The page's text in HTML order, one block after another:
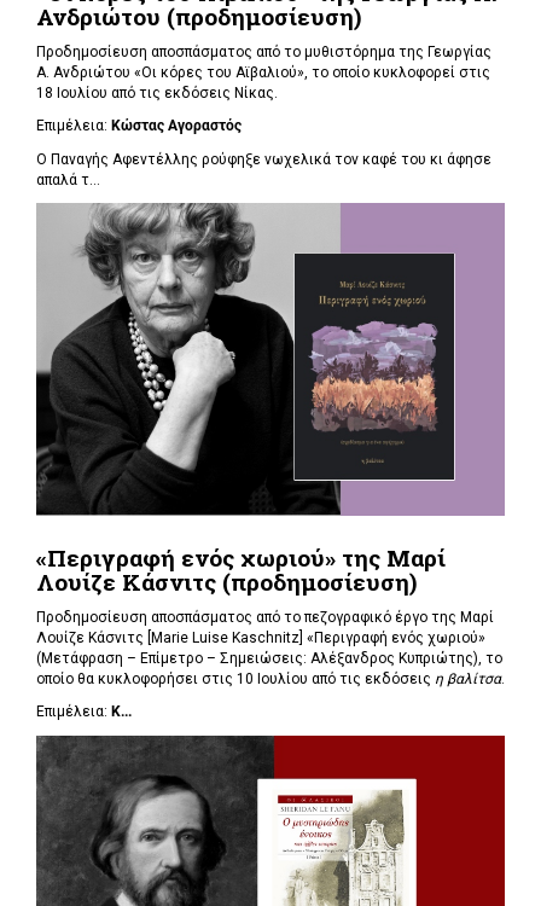
Ανδριώτου (προδημοσίευση)
Προδημοσίευση αποσπάσματος από το μυθιστόρημα της Γεωργίας
Α. Ανδριώτου «Οι κόρες του Αϊβαλιού», το οποίο κυκλοφορεί στις
18 Ιουλίου από τις εκδόσεις Νίκας.
Επιμέλεια: Κώστας Αγοραστός
Ο Παναγής Αφεντέλλης ρούφηξε νωχελικά τον καφέ του κι άφησε
απαλά τ...
«Περιγραφή ενός χωριού» της Μαρί
Λουίζε Κάσνιτς (προδημοσίευση)
Προδημοσίευση αποσπάσματος από το πεζογραφικό έργο της Μαρί
Λουίζε Κάσνιτς [Marie Luise Kaschnitz] «Περιγραφή ενός χωριού»
(Μετάφραση – Επίμετρο – Σημειώσεις: Αλέξανδρος Κυπριώτης), το
οποίο θα κυκλοφορήσει στις 10 Ιουλίου από τις εκδόσεις η βαλίτσα.
Επιμέλεια: Κ...